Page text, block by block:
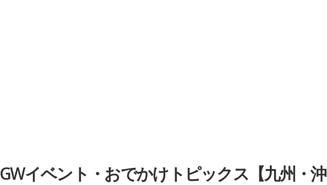
GWイベント・おでかけトピックス【九州・沖